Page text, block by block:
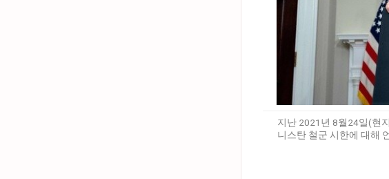
지난 2021년 8월24일(현
니스탄 철군 시한에 대해